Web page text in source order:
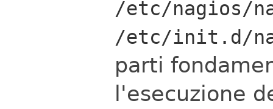
/etc/nagios/
/etc/init.d/
parti
l'esecuzione